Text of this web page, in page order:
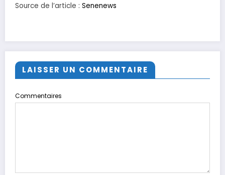
Source de l’article : Senenews
LAISSER UN COMMENTAIRE
Commentaires